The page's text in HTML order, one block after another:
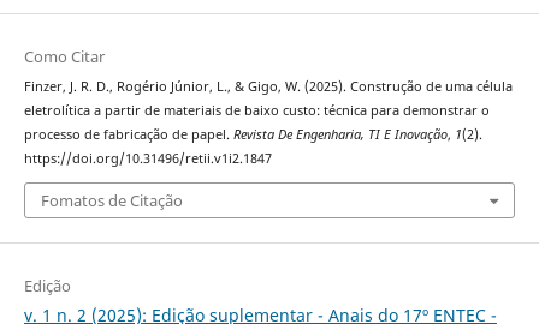
Como Citar
Finzer, J. R. D., Rogério Júnior, L., & Gigo, W. (2025). Construção de uma célula
eletrolítica a partir de materiais de baixo custo: técnica para demonstrar o
processo de fabricação de papel. Revista De Engenharia, TI E Inovação, 1(2).
https://doi.org/10.31496/retii.v1i2.1847
Fomatos de Citação
Edição
v. 1 n. 2 (2025): Edição suplementar - Anais do 17º ENTEC -